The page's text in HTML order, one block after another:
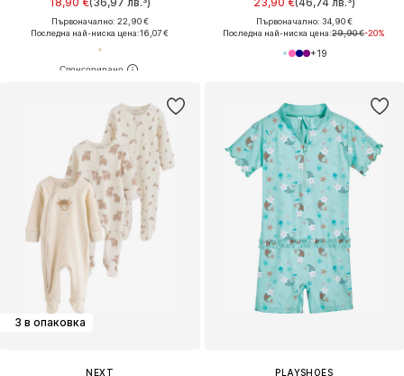
Първоначално: 22,90 €
Последна най-ниска цена:16,07 €
Първоначално: 34,90 €
Последна най-ниска цена:29,90 €-20%
+19
3 в опаковка
NEXT
PLAYSHOES